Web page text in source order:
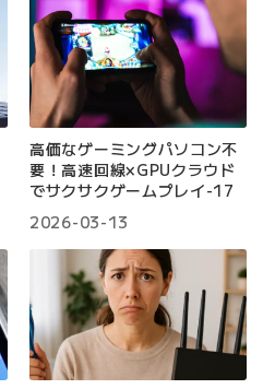
高価なゲーミングパソコン不
要！高速回線×GPUクラウド
でサクサクゲームプレイ-17
2026-03-13